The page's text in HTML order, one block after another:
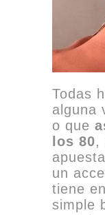
Todas
alguna
o que
los 80,
un
tiene
simple